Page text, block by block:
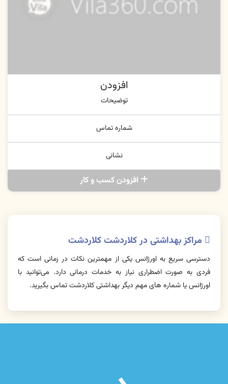
افزودن
توضیحات
شماره تماس
نشانی
افزودن کسب و کار
مراکز بهداشتی در کلاردشت کلاردشت
دسترسی سریع به اورژانس یکی از مهمترین نکات در زمانی است که
فردی به صورت اضطراری نیاز به خدمات درمانی دارد. می‌توانید با
اورژانس یا شماره های مهم دیگر بهداشتی کلاردشت تماس بگیرید.